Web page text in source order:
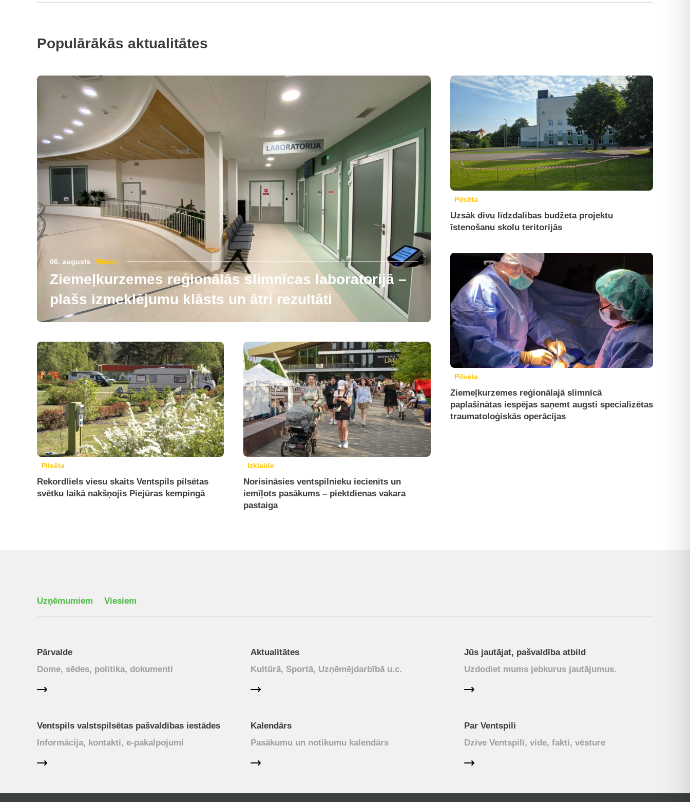
Populārākās aktualitātes
06. augusts Pilsēta
Ziemeļkurzemes reģionālās slimnīcas laboratorijā –
plašs izmeklējumu klāsts un ātri rezultāti
Pilsēta
Rekordliels viesu skaits Ventspils pilsētas
svētku laikā nakšņojis Piejūras kempingā
Izklaide
Norisināsies ventspilnieku iecienīts un
iemīļots pasākums – piektdienas vakara
pastaiga
Pilsēta
Uzsāk divu līdzdalības budžeta projektu
īstenošanu skolu teritorijās
Pilsēta
Ziemeļkurzemes reģionālajā slimnīcā
paplašinātas iespējas saņemt augsti specializētas
traumatoloģiskās operācijas
Uzņēmumiem Viesiem
Pārvalde
Dome, sēdes, politika, dokumenti
Aktualitātes
Kultūrā, Sportā, Uzņēmējdarbībā u.c.
Jūs jautājat, pašvaldība atbild
Uzdodiet mums jebkurus jautājumus.
Ventspils valstspilsētas pašvaldības iestādes
Informācija, kontakti, e-pakalpojumi
Kalendārs
Pasākumu un notikumu kalendārs
Par Ventspili
Dzīve Ventspilī, vide, fakti, vēsture